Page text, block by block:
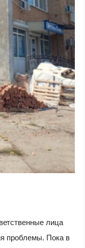
лица
проблемы. Пока в